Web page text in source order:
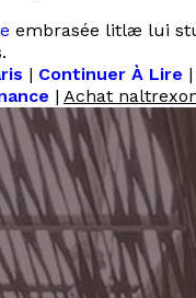
embrasée litlæ lui
| Continuer À Lire |
| Achat